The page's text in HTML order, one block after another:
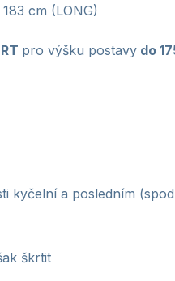
cm (LONG)
pro výšku postavy do
kyčelní a posledním
škrtit